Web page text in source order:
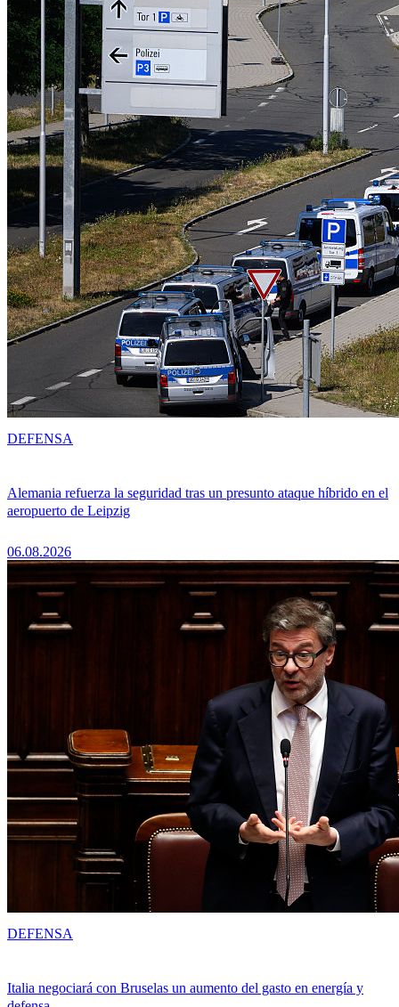
Alemania refuerza la seguridad tras un presunto ataque híbrido en el
aeropuerto de Leipzig
06.08.2026
DEFENSA
Italia negociará con Bruselas un aumento del gasto en energía y
DEFENSA